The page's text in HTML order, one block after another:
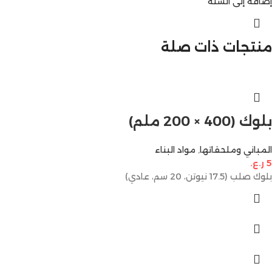
منتجات ذات صلة
بلوك (400 × 200 ملم)
المباني وملحقاتها, مواد البناء
5 ر.ع.
بلوك صلب (17.5 نيوتن، 20 سم، عادي)